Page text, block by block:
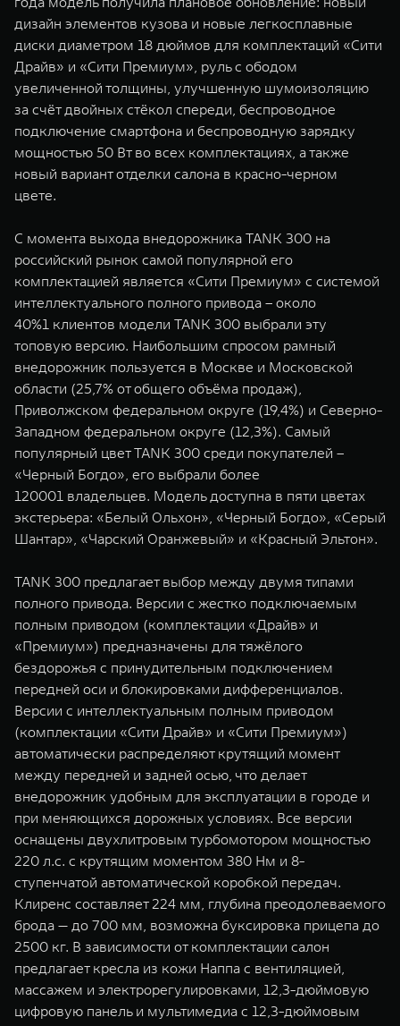
дизайн элементов кузова и новые легкосплавные
диски диаметром 18 дюймов для комплектаций «Сити
Драйв» и «Сити Премиум», руль с ободом
увеличенной толщины, улучшенную шумоизоляцию
за счёт двойных стёкол спереди, беспроводное
подключение смартфона и беспроводную зарядку
мощностью 50 Вт во всех комплектациях, а также
новый вариант отделки салона в красно-черном
цвете.
С момента выхода внедорожника TANK 300 на
российский рынок самой популярной его
комплектацией является «Сити Премиум» с системой
интеллектуального полного привода – около
40%1 клиентов модели TANK 300 выбрали эту
топовую версию. Наибольшим спросом рамный
внедорожник пользуется в Москве и Московской
области (25,7% от общего объёма продаж),
Приволжском федеральном округе (19,4%) и Северно-
Западном федеральном округе (12,3%). Самый
популярный цвет TANK 300 среди покупателей –
«Черный Богдо», его выбрали более
120001 владельцев. Модель доступна в пяти цветах
экстерьера: «Белый Ольхон», «Черный Богдо», «Серый
Шантар», «Чарский Оранжевый» и «Красный Эльтон».
TANK 300 предлагает выбор между двумя типами
полного привода. Версии с жестко подключаемым
полным приводом (комплектации «Драйв» и
«Премиум») предназначены для тяжёлого
бездорожья с принудительным подключением
передней оси и блокировками дифференциалов.
Версии с интеллектуальным полным приводом
(комплектации «Сити Драйв» и «Сити Премиум»)
автоматически распределяют крутящий момент
между передней и задней осью, что делает
внедорожник удобным для эксплуатации в городе и
при меняющихся дорожных условиях. Все версии
оснащены двухлитровым турбомотором мощностью
220 л.с. с крутящим моментом 380 Нм и 8-
ступенчатой автоматической коробкой передач.
Клиренс составляет 224 мм, глубина преодолеваемого
брода — до 700 мм, возможна буксировка прицепа до
2500 кг. В зависимости от комплектации салон
предлагает кресла из кожи Наппа с вентиляцией,
массажем и электрорегулировками, 12,3-дюймовую
цифровую панель и мультимедиа с 12,3-дюймовым